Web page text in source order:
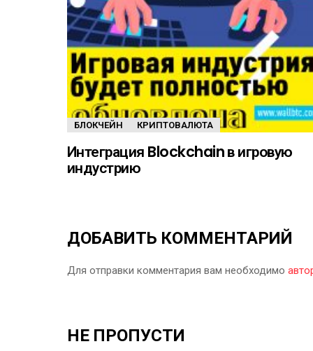
БЛОКЧЕЙН КРИПТОВАЛЮТА
Интеграция Blockchain в игровую
индустрию
ДОБАВИТЬ КОММЕНТАРИЙ
Для отправки комментария вам необходимо
НЕ ПРОПУСТИ